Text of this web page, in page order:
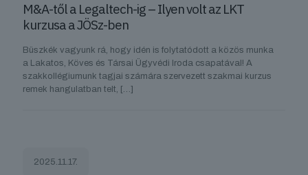
M&A-től a Legaltech-ig – Ilyen volt az LKT
kurzusa a JÖSz-ben
Büszkék vagyunk rá, hogy idén is folytatódott a közös munka
a Lakatos, Köves és Társai Ügyvédi Iroda csapatával! A
szakkollégiumunk tagjai számára szervezett szakmai kurzus
remek hangulatban telt, […]
2025.11.17.